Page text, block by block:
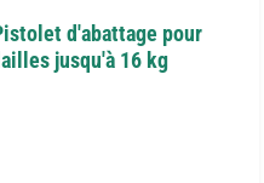
d'abattage pour
jusqu'à 16 kg